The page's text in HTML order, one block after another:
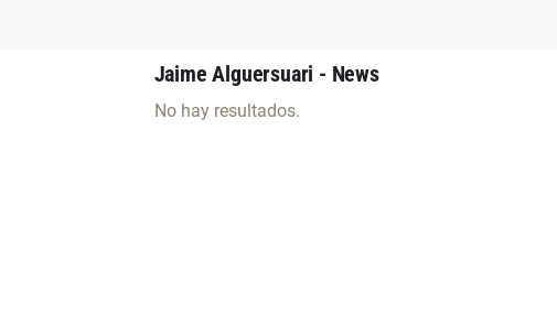
Jaime Alguersuari - News
No hay resultados.